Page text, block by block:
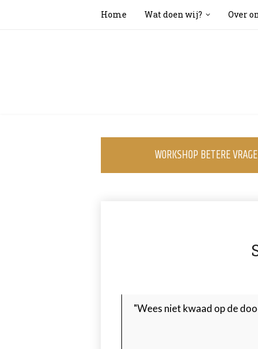
Home Wat doen wij? Over
WORKSHOP BETERE
"Wees niet kwaad op de